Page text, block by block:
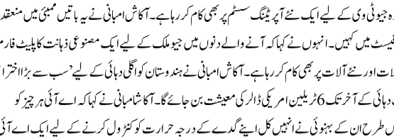
ٹی وی کے لیے ایک نئے آپریٹنگ سسٹم پر بھی کام کر رہا ہے ۔ آکاش امبانی نے یہ باتیں ممبئی میں منعقد
میں کہیں۔انہوں نے کہا کہ آنے والے دنوں میں جیو ملک کے لیے ایک مصنوعی ذہانت کا پلیٹ
اور نئے آلات پر بھی کام کر رہا ہے ۔ آکاش امبانی نے ہندوستان کو اگلی دہائی کے لیے ’سب سے بڑا
مرکز‘ قرار دیا اور اس اعتماد کا اظہار کیا کہ ملک دہائی کے آخر تک 6 ٹریلین امریکی ڈالر کی معیشت بن جائے گا۔ آکاشامبانی نے کہا کہ اے آئی ہر چیز کو
کس طرح ان کے بہنوئی نے انہیں کل اپنے گدے کے درجہ حرارت کو کنٹرول کرنے کے لیے ایک اے